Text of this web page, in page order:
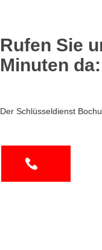
Rufen Sie
Minuten da:
Der Schlüsseldienst